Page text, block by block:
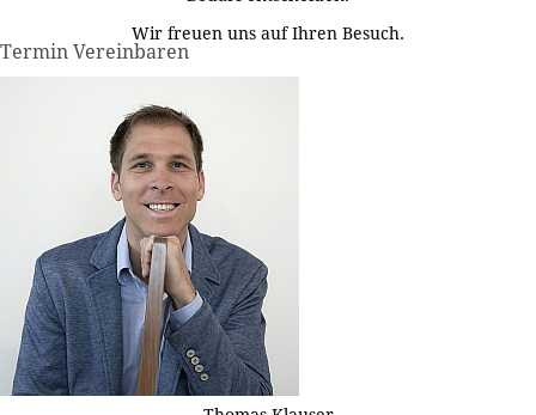
Wir freuen uns auf Ihren Besuch.
Termin Vereinbaren